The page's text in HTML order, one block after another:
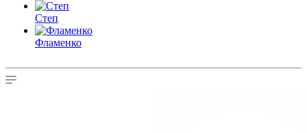
Степ
Фламенко